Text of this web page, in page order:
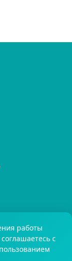
чая и кофе по
работы
с